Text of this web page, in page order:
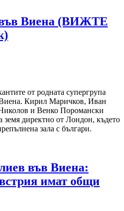
Виена (ВИЖТЕ
от родната супергрупа
Кирил Маричков, Иван
и Венко Поромански
земя директно от Лондон, където
зала с българи.
във Виена:
имат общи